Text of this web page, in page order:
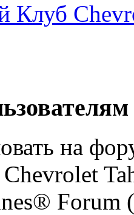
Клуб
на
Forum